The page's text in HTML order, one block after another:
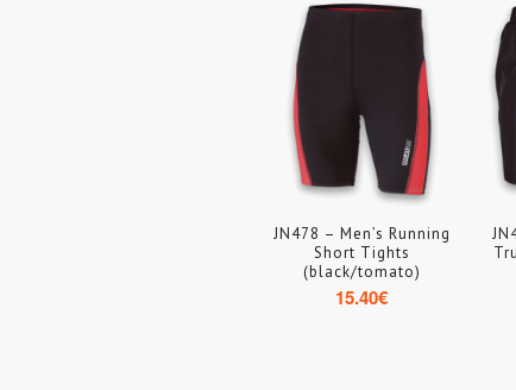
JN478 – Men’s Running
Short Tights
(black/tomato)
15.40€